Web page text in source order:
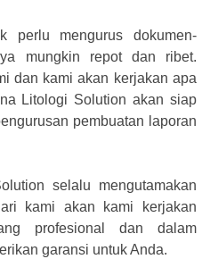
perlu mengurus dokumen-
mungkin repot dan ribet.
dan kami akan kerjakan apa
Litologi Solution akan siap
pembuatan laporan
selalu mengutamakan
kami akan kami kerjakan
profesional dan dalam
garansi untuk Anda.